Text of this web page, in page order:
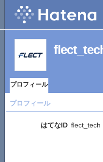
プロフィール
プロフィール
はてなID flect_tech